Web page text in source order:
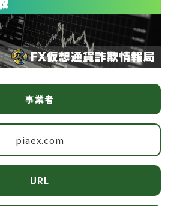
事業者
piaex.com
URL